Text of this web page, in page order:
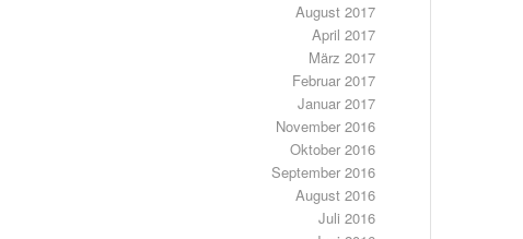
August 2017
April 2017
März 2017
Februar 2017
Januar 2017
November 2016
Oktober 2016
September 2016
August 2016
Juli 2016